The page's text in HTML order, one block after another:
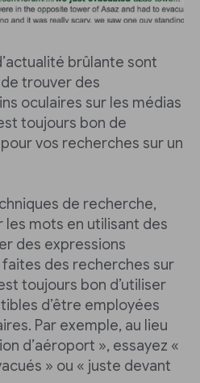
brûlante sont
trouver des
oculaires sur les médias
toujours bon de
vos recherches sur un
de recherche,
mots en utilisant des
des expressions
des recherches sur
toujours bon d’utiliser
d’être employées
Par exemple, au lieu
d’aéroport », essayez «
» ou « juste devant